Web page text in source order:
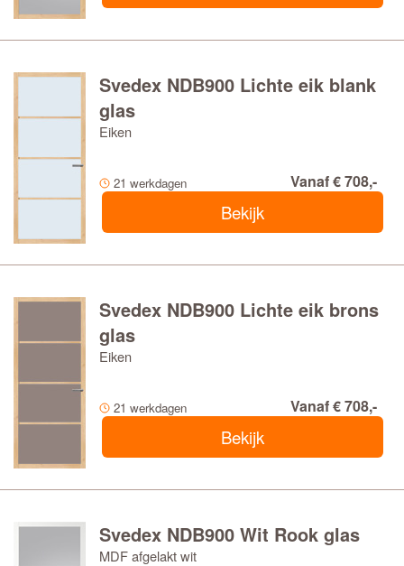
Svedex NDB900 Lichte eik blank
glas
Eiken
21 werkdagen Vanaf € 708,-
Bekijk
Svedex NDB900 Lichte eik brons
glas
Eiken
21 werkdagen Vanaf € 708,-
Bekijk
Svedex NDB900 Wit Rook glas
MDF afgelakt wit